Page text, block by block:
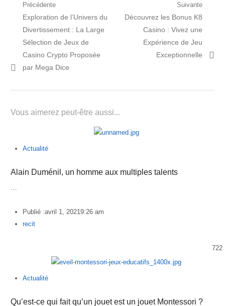
Navigation
l’article
Précédente
Post
précédent:
Exploration de l’Univers du
Divertissement : La Large
Sélection de Jeux de
Casino Crypto Proposée
par Mega Dice
Suivante
Prochain
article:
Découvrez les Bonus K8
Casino : Vivez une
Expérience de Jeu
Exceptionnelle
Vous aimerez peut-être aussi...
Actualité
Alain Duménil, un homme aux multiples talents
…
Publié :avril 1, 20219:26 am
Author
recit
722
Actualité
Qu’est-ce qui fait qu’un jouet est un jouet Montessori ?